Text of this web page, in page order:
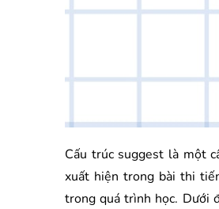
Cấu trúc suggest là một
xuất hiện trong bài thi
trong quá trình học. Dưới